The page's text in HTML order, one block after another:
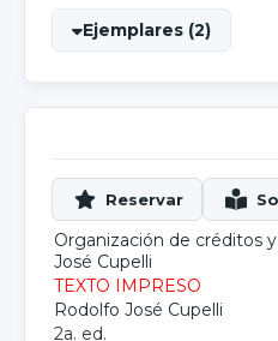
Ejemplares (2)
Organización de créditos
José Cupelli
TEXTO IMPRESO
Rodolfo José Cupelli
2a. ed.